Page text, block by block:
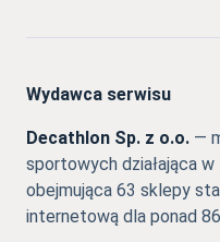
Wydawca serwisu
Decathlon Sp. z o.o. —
sportowych działająca
obejmująca 63 sklepy
internetową dla ponad